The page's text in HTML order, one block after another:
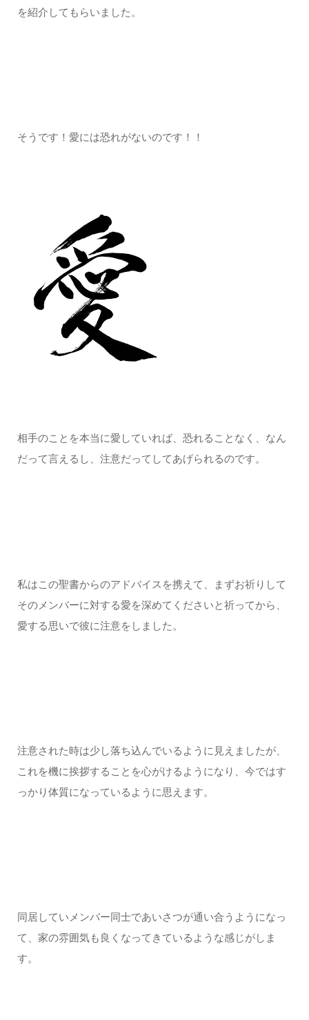
を紹介してもらいました。
そうです！愛には恐れがないのです！！
相手のことを本当に愛していれば、恐れることなく、なん
だって言えるし、注意だってしてあげられるのです。
私はこの聖書からのアドバイスを携えて、まずお祈りして
そのメンバーに対する愛を深めてくださいと祈ってから、
愛する思いで彼に注意をしました。
注意された時は少し落ち込んでいるように見えましたが、
これを機に挨拶することを心がけるようになり、今ではす
っかり体質になっているように思えます。
同居していメンバー同士であいさつが通い合うようになっ
て、家の雰囲気も良くなってきているような感じがしま
す。